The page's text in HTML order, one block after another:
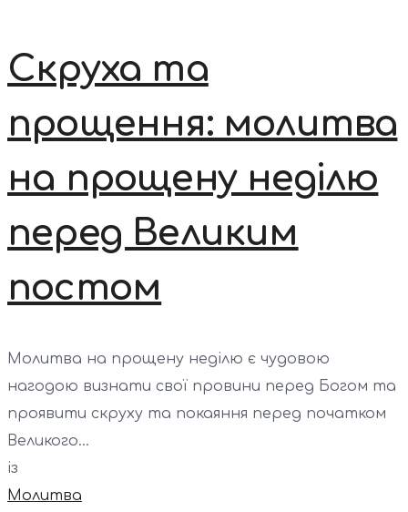
Скруха та
прощення: молитва
на прощену неділю
перед Великим
постом
Молитва на прощену неділю є чудовою
нагодою визнати свої провини перед Богом та
проявити скруху та покаяння перед початком
Великого...
із
Молитва